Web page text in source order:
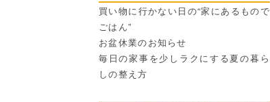
買い物に行かない日の“家にあるもので
ごはん”
お盆休業のお知らせ
毎日の家事を少しラクにする夏の暮ら
しの整え方